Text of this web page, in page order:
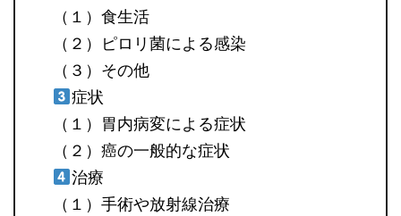
（１）食生活
（２）ピロリ菌による感染
（３）その他
症状
（１）胃内病変による症状
（２）癌の一般的な症状
治療
（１）手術や放射線治療